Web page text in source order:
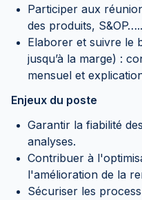
Participer aux
des produits, S&OP…..
Elaborer et suivre le
jusqu’à la marge) :
mensuel et
Enjeux du poste
Garantir la fiabilité
analyses.
Contribuer à
l'amélioration de la
Sécuriser les